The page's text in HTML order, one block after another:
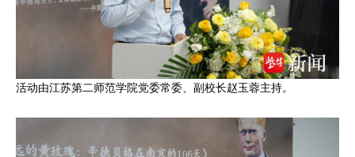
活动由江苏第二师范学院党委常委、副校长赵玉蓉主持。